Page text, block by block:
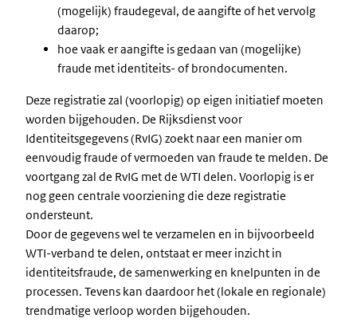
(mogelijk) fraudegeval, de aangifte of het vervolg
daarop;
hoe vaak er aangifte is gedaan van (mogelijke)
fraude met identiteits- of brondocumenten.
Deze registratie zal (voorlopig) op eigen initiatief moeten
worden bijgehouden. De Rijksdienst voor
Identiteitsgegevens (RvIG) zoekt naar een manier om
eenvoudig fraude of vermoeden van fraude te melden. De
voortgang zal de RvIG met de WTI delen. Voorlopig is er
nog geen centrale voorziening die deze registratie
ondersteunt.
Door de gegevens wel te verzamelen en in bijvoorbeeld
WTI-verband te delen, ontstaat er meer inzicht in
identiteitsfraude, de samenwerking en knelpunten in de
processen. Tevens kan daardoor het (lokale en regionale)
trendmatige verloop worden bijgehouden.